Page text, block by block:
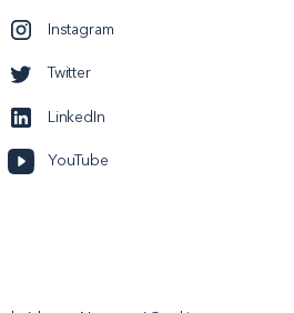
Instagram
Twitter
LinkedIn
YouTube